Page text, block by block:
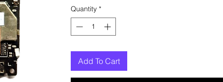
Quantity *
Add To Cart